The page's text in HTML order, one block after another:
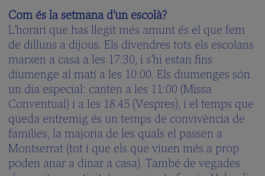
Com és la setmana d’un escolà?
L’horari que has llegit més amunt és el que fem
de dilluns a dijous. Els divendres tots els escolans
marxen a casa a les 17:30, i s’hi estan fins
diumenge al matí a les 10:00. Els diumenges són
un dia especial: canten a les 11:00 (Missa
Conventual) i a les 18.45 (Vespres), i el temps que
queda entremig és un temps de convivència de
famílies, la majoria de les quals el passen a
Montserrat (tot i que els que viuen més a prop
poden anar a dinar a casa). També de vegades